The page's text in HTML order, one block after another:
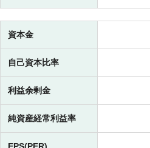
資本金
自己資本比率
利益余剰金
純資産経常利益率